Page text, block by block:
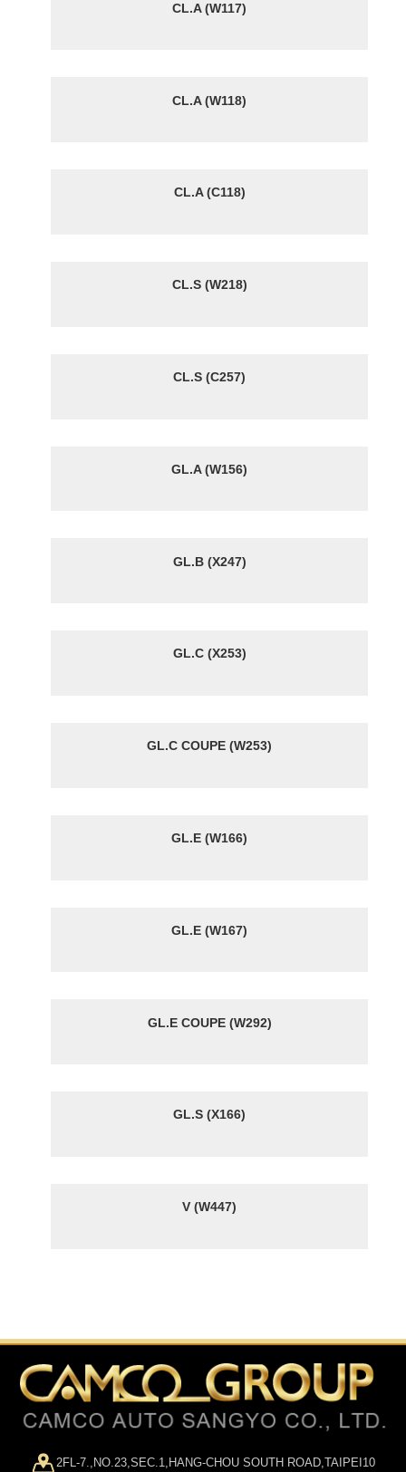
CL.A (W117)
CL.A (W118)
CL.A (C118)
CL.S (W218)
CL.S (C257)
GL.A (W156)
GL.B (X247)
GL.C (X253)
GL.C COUPE (W253)
GL.E (W166)
GL.E (W167)
GL.E COUPE (W292)
GL.S (X166)
V (W447)
2FL-7.,NO.23,SEC.1,HANG-CHOU SOUTH ROAD,TAIPEI10